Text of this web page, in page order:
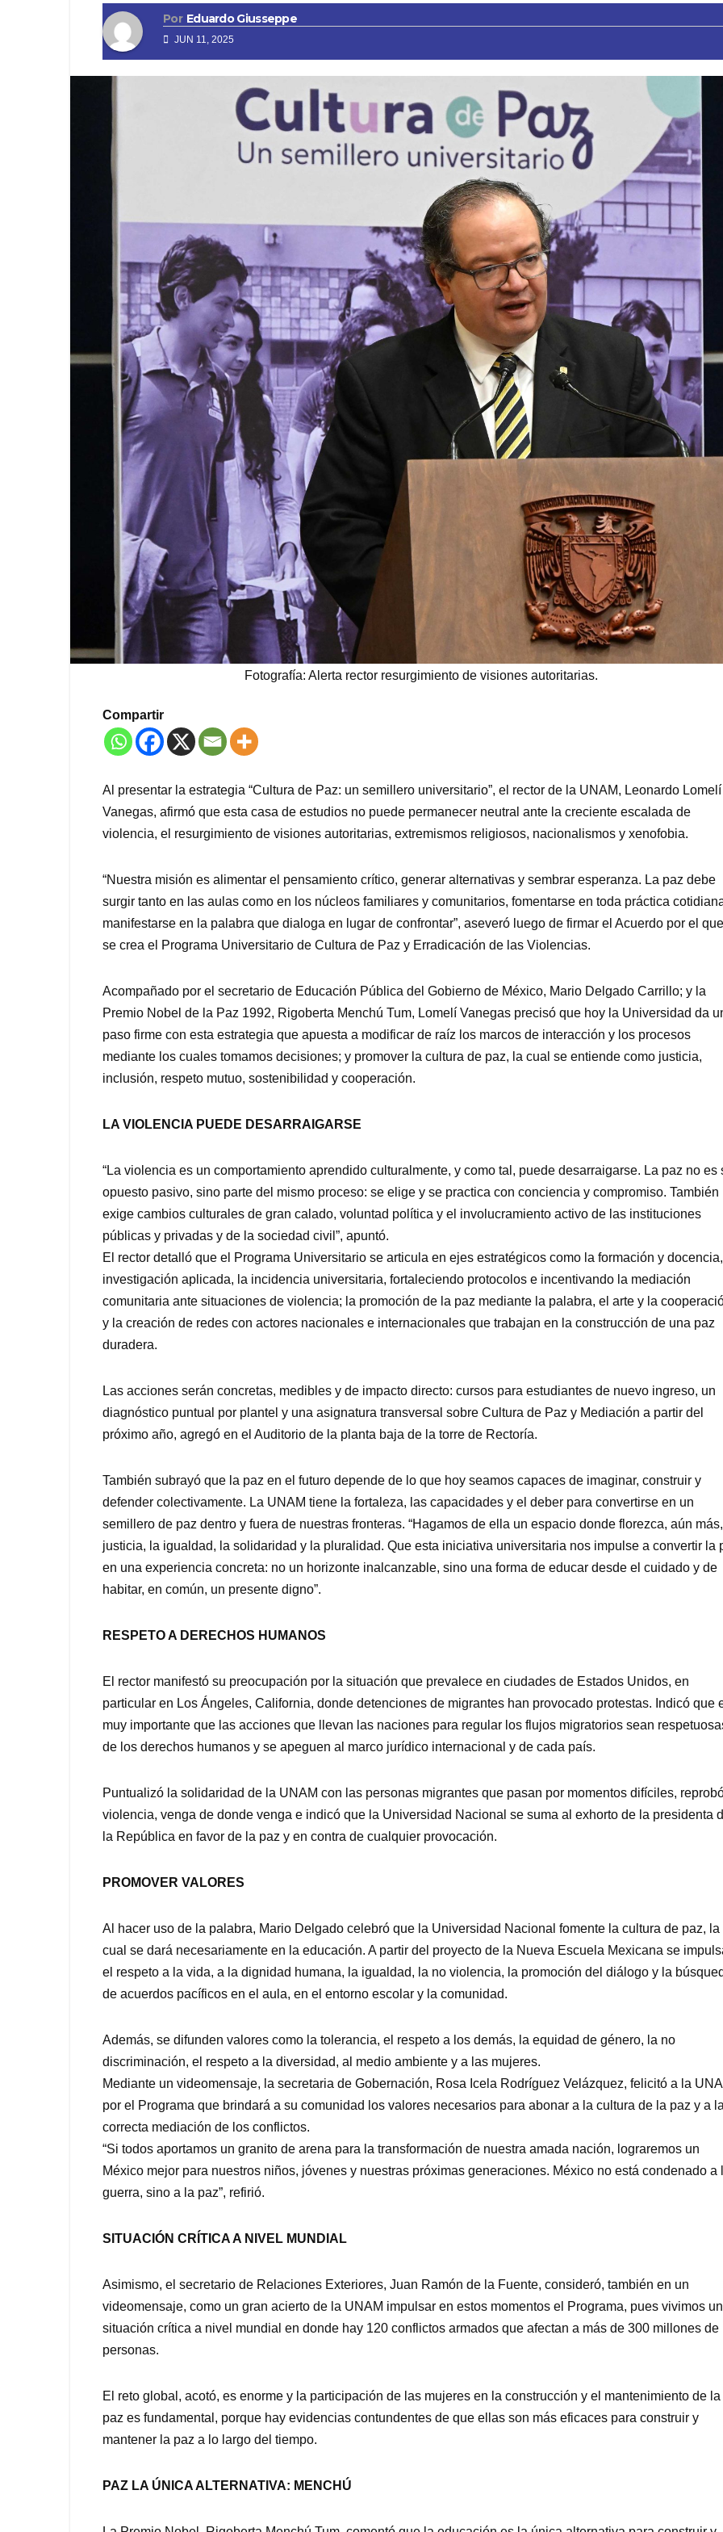
Por Eduardo Giusseppe
JUN 11, 2025
Fotografía: Alerta rector resurgimiento de visiones autoritarias.
Compartir
Al presentar la estrategia “Cultura de Paz: un semillero universitario”, el rector de la UNAM, Leonardo Lomelí
Vanegas, afirmó que esta casa de estudios no puede permanecer neutral ante la creciente escalada de
violencia, el resurgimiento de visiones autoritarias, extremismos religiosos, nacionalismos y xenofobia.
“Nuestra misión es alimentar el pensamiento crítico, generar alternativas y sembrar esperanza. La paz debe
surgir tanto en las aulas como en los núcleos familiares y comunitarios, fomentarse en toda práctica
manifestarse en la palabra que dialoga en lugar de confrontar”, aseveró luego de firmar el Acuerdo por el que
se crea el Programa Universitario de Cultura de Paz y Erradicación de las Violencias.
Acompañado por el secretario de Educación Pública del Gobierno de México, Mario Delgado Carrillo; y la
Premio Nobel de la Paz 1992, Rigoberta Menchú Tum, Lomelí Vanegas precisó que hoy la Universidad da
paso firme con esta estrategia que apuesta a modificar de raíz los marcos de interacción y los procesos
mediante los cuales tomamos decisiones; y promover la cultura de paz, la cual se entiende como justicia,
inclusión, respeto mutuo, sostenibilidad y cooperación.
LA VIOLENCIA PUEDE DESARRAIGARSE
“La violencia es un comportamiento aprendido culturalmente, y como tal, puede desarraigarse. La paz no es
opuesto pasivo, sino parte del mismo proceso: se elige y se practica con conciencia y compromiso. También
exige cambios culturales de gran calado, voluntad política y el involucramiento activo de las instituciones
públicas y privadas y de la sociedad civil”, apuntó.
El rector detalló que el Programa Universitario se articula en ejes estratégicos como la formación y
investigación aplicada, la incidencia universitaria, fortaleciendo protocolos e incentivando la mediación
comunitaria ante situaciones de violencia; la promoción de la paz mediante la palabra, el arte y la
y la creación de redes con actores nacionales e internacionales que trabajan en la construcción de una paz
duradera.
Las acciones serán concretas, medibles y de impacto directo: cursos para estudiantes de nuevo ingreso, un
diagnóstico puntual por plantel y una asignatura transversal sobre Cultura de Paz y Mediación a partir del
próximo año, agregó en el Auditorio de la planta baja de la torre de Rectoría.
También subrayó que la paz en el futuro depende de lo que hoy seamos capaces de imaginar, construir y
defender colectivamente. La UNAM tiene la fortaleza, las capacidades y el deber para convertirse en un
semillero de paz dentro y fuera de nuestras fronteras. “Hagamos de ella un espacio donde florezca, aún
justicia, la igualdad, la solidaridad y la pluralidad. Que esta iniciativa universitaria nos impulse a convertir la
en una experiencia concreta: no un horizonte inalcanzable, sino una forma de educar desde el cuidado y de
habitar, en común, un presente digno”.
RESPETO A DERECHOS HUMANOS
El rector manifestó su preocupación por la situación que prevalece en ciudades de Estados Unidos, en
particular en Los Ángeles, California, donde detenciones de migrantes han provocado protestas. Indicó que
muy importante que las acciones que llevan las naciones para regular los flujos migratorios sean
de los derechos humanos y se apeguen al marco jurídico internacional y de cada país.
Puntualizó la solidaridad de la UNAM con las personas migrantes que pasan por momentos difíciles,
violencia, venga de donde venga e indicó que la Universidad Nacional se suma al exhorto de la presidenta
la República en favor de la paz y en contra de cualquier provocación.
PROMOVER VALORES
Al hacer uso de la palabra, Mario Delgado celebró que la Universidad Nacional fomente la cultura de paz, la
cual se dará necesariamente en la educación. A partir del proyecto de la Nueva Escuela Mexicana se
el respeto a la vida, a la dignidad humana, la igualdad, la no violencia, la promoción del diálogo y la
de acuerdos pacíficos en el aula, en el entorno escolar y la comunidad.
Además, se difunden valores como la tolerancia, el respeto a los demás, la equidad de género, la no
discriminación, el respeto a la diversidad, al medio ambiente y a las mujeres.
Mediante un videomensaje, la secretaria de Gobernación, Rosa Icela Rodríguez Velázquez, felicitó a la
por el Programa que brindará a su comunidad los valores necesarios para abonar a la cultura de la paz y a la
correcta mediación de los conflictos.
“Si todos aportamos un granito de arena para la transformación de nuestra amada nación, lograremos un
México mejor para nuestros niños, jóvenes y nuestras próximas generaciones. México no está condenado a
guerra, sino a la paz”, refirió.
SITUACIÓN CRÍTICA A NIVEL MUNDIAL
Asimismo, el secretario de Relaciones Exteriores, Juan Ramón de la Fuente, consideró, también en un
videomensaje, como un gran acierto de la UNAM impulsar en estos momentos el Programa, pues vivimos
situación crítica a nivel mundial en donde hay 120 conflictos armados que afectan a más de 300 millones de
personas.
El reto global, acotó, es enorme y la participación de las mujeres en la construcción y el mantenimiento de la
paz es fundamental, porque hay evidencias contundentes de que ellas son más eficaces para construir y
mantener la paz a lo largo del tiempo.
PAZ LA ÚNICA ALTERNATIVA: MENCHÚ